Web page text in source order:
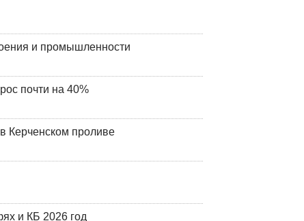
и промышленности
почти на 40%
Керченском проливе
и КБ 2026 год